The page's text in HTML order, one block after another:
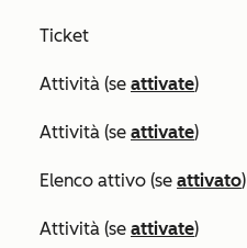
Ticket
Attività (se attivate)
Attività (se attivate)
Elenco attivo (se attivato)
Attività (se attivate)